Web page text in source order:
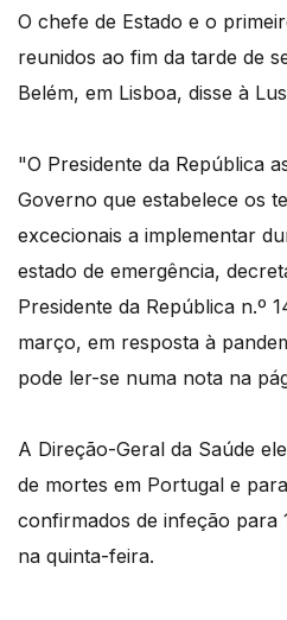
O chefe de Estado e o
reunidos ao fim da tarde de
Belém, em Lisboa, disse à
"O Presidente da República
Governo que estabelece os
excecionais a implementar
estado de emergência,
Presidente da República n.º
março, em resposta à
pode ler-se numa nota na
A Direção-Geral da Saúde
de mortes em Portugal e
confirmados de infeção para
na quinta-feira.